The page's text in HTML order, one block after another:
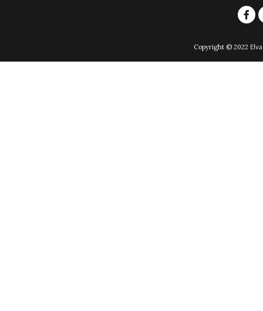
Copyright © 2022